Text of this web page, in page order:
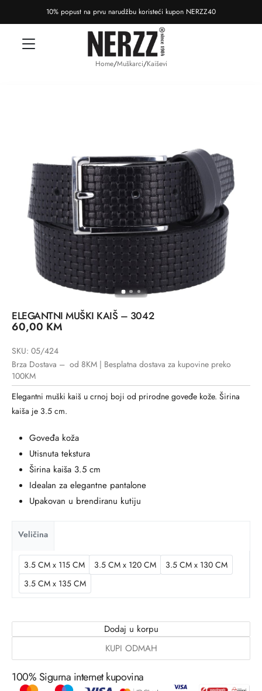
10% popust na prvu narudžbu koristeći kupon NERZZ40
Home/Muškarci/Kaiševi
ELEGANTNI MUŠKI KAIŠ – 3042
60,00 KM
SKU: 05/424
Brza Dostava – od 8KM | Besplatna dostava za kupovine preko
100KM
Elegantni muški kaiš u crnoj boji od prirodne goveđe kože. Širina
kaiša je 3.5 cm.
Goveđa koža
Utisnuta tekstura
Širina kaiša 3.5 cm
Idealan za elegantne pantalone
Upakovan u brendiranu kutiju
Veličina
3.5 CM x 115 CM 3.5 CM x 120 CM
3.5 CM x 130 CM
3.5 CM x 135 CM
Dodaj u korpu
KUPI ODMAH
100% Sigurna internet kupovina